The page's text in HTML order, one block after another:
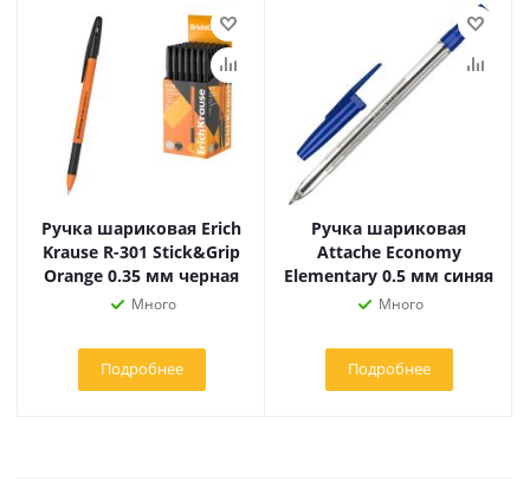
Ручка шариковая Erich
Krause R-301 Stick&Grip
Orange 0.35 мм черная
Много
Подробнее
Ручка шариковая
Attache Economy
Elementary 0.5 мм синяя
Много
Подробнее